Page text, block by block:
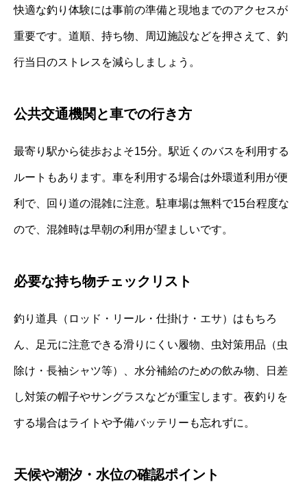
快適な釣り体験には事前の準備と現地までのアクセスが
重要です。道順、持ち物、周辺施設などを押さえて、釣
行当日のストレスを減らしましょう。
公共交通機関と車での行き方
最寄り駅から徒歩およそ15分。駅近くのバスを利用する
ルートもあります。車を利用する場合は外環道利用が便
利で、回り道の混雑に注意。駐車場は無料で15台程度な
ので、混雑時は早朝の利用が望ましいです。
必要な持ち物チェックリスト
釣り道具（ロッド・リール・仕掛け・エサ）はもちろ
ん、足元に注意できる滑りにくい履物、虫対策用品（虫
除け・長袖シャツ等）、水分補給のための飲み物、日差
し対策の帽子やサングラスなどが重宝します。夜釣りを
する場合はライトや予備バッテリーも忘れずに。
天候や潮汐・水位の確認ポイント